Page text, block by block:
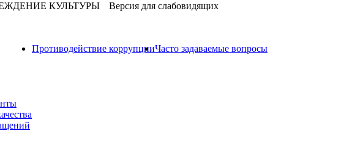
КУЛЬТУРЫ
Версия для слабовидящих
Противодействие коррупцииЧасто задаваемые вопросы